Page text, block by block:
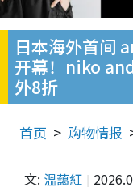
日本海外首间
开幕！niko
外8折
首页 购物情报
文: 溫藹紅